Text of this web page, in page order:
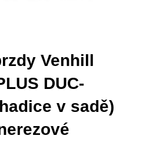
Venhill
DUC-
v sadě)